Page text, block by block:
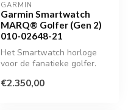
GARMIN
Garmin Smartwatch
MARQ® Golfer (Gen 2)
010-02648-21
Het Smartwatch horloge
voor de fanatieke golfer.
€2.350,00